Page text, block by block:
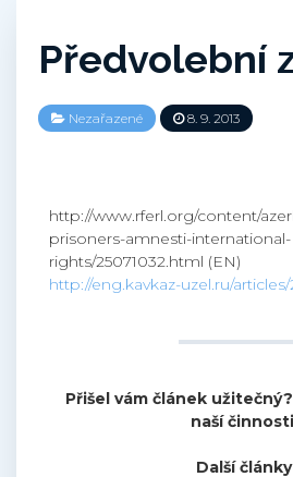
Předvolební
Nezařazené 8. 9. 2013
http://www.rferl.org/content/
prisoners-amnesti-international-
rights/25071032.html (EN)
http://eng.kavkaz-uzel.ru/articles/
Přišel vám článek užitečný?
naší
Další články